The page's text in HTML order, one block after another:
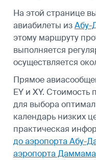
На этой странице
авиабилеты изАбу-
этому маршруту
выполняется
осуществляется
Прямое
EY и XY. Стоимость
для выбора
календарь низких
практическая
до аэропорта Абу-
аэропорта Даммама